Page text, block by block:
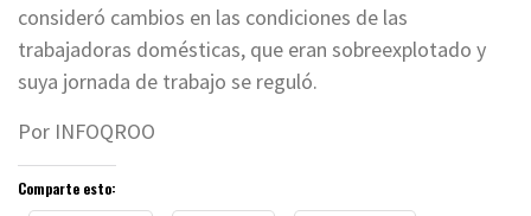
consideró cambios en las condiciones de las
trabajadoras domésticas, que eran sobreexplotado y
suya jornada de trabajo se reguló.
Por INFOQROO
Comparte esto: